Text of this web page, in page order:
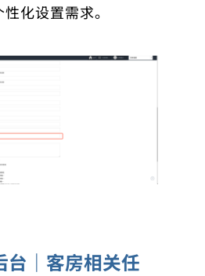
化设置需求。
台｜客房相关任